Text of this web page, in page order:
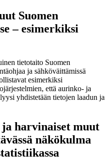
Suomen
– esimerkiksi
tietotaito Suomen
ja sähköväittämissä
esimerkiksi
että aurinko- ja
yhdistetään tietojen laadun ja
harvinaiset muut
näkökulma